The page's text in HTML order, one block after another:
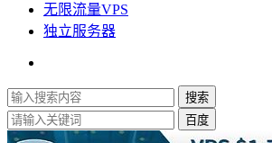
无限流量VPS
独立服务器